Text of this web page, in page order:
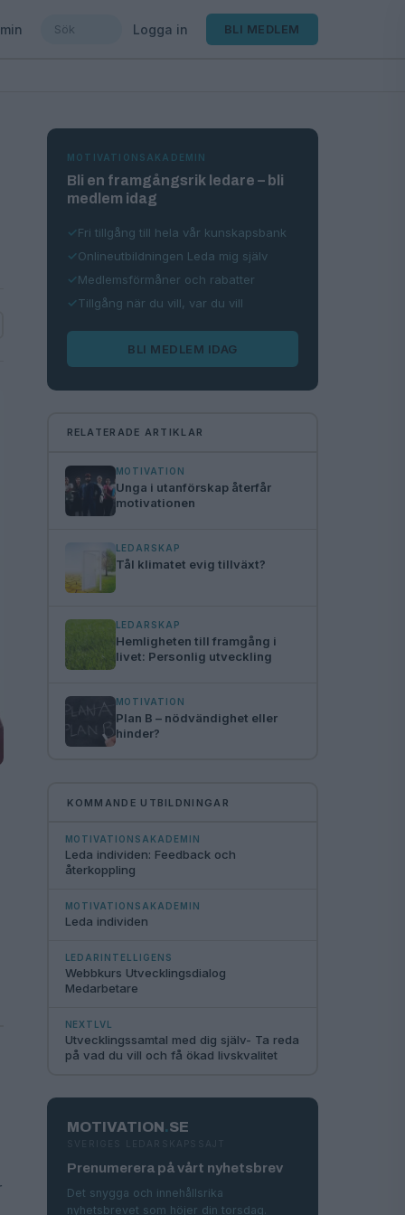
Logga in BLI MEDLEM
MOTIVATIONSAKADEMIN
Bli en framgångsrik ledare – bli
medlem idag
Fri tillgång till hela vår kunskapsbank
Onlineutbildningen Leda mig själv
Medlemsförmåner och rabatter
Tillgång när du vill, var du vill
BLI MEDLEM IDAG
RELATERADE ARTIKLAR
MOTIVATION
Unga i utanförskap återfår
motivationen
LEDARSKAP
Tål klimatet evig tillväxt?
LEDARSKAP
Hemligheten till framgång i
livet: Personlig utveckling
MOTIVATION
Plan B – nödvändighet eller
hinder?
KOMMANDE UTBILDNINGAR
MOTIVATIONSAKADEMIN
Leda individen: Feedback och
återkoppling
MOTIVATIONSAKADEMIN
Leda individen
LEDARINTELLIGENS
Webbkurs Utvecklingsdialog
Medarbetare
NEXTLVL
Utvecklingssamtal med dig själv- Ta reda
på vad du vill och få ökad livskvalitet
MOTIVATION.SE
SVERIGES LEDARSKAPSSAJT
Prenumerera på vårt nyhetsbrev
Det snygga och innehållsrika
nyhetsbrevet som höjer din torsdag.